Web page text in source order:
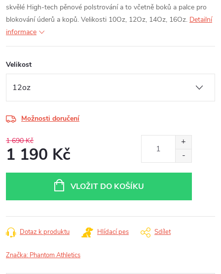
skvělé High-tech pěnové polstrování a to včetně boků a palce pro
blokování úderů a kopů. Velikosti 10Oz, 12Oz, 14Oz, 16Oz. Detailní
informace
Velikost
Možnosti doručení
1 690 Kč
1 190 Kč
VLOŽIT DO KOŠÍKU
Dotaz k produktu Hlídací pes Sdílet
Značka: Phantom Athletics